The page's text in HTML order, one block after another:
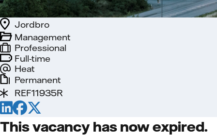
Full-time
Management
Jordbro
Professional
Heat
Permanent
REF11935R
This vacancy has now expired.